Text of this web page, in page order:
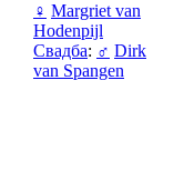
♀ Margriet van
Hodenpijl
Свадба: ♂ Dirk
van Spangen